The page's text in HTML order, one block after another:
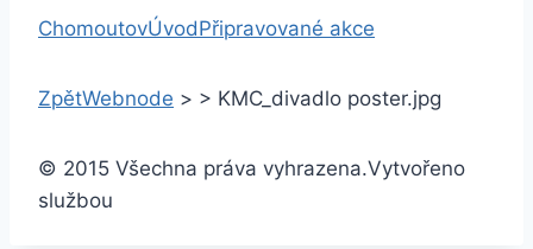
ChomoutovÚvodPřipravované akce
ZpětWebnode > > KMC_divadlo poster.jpg
© 2015 Všechna práva vyhrazena.Vytvořeno
službou